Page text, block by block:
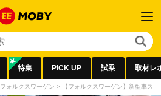
特集 PICK UP 試乗 取材レ
フォルクスワーゲン > 【フォルクスワーゲン】新型車ス